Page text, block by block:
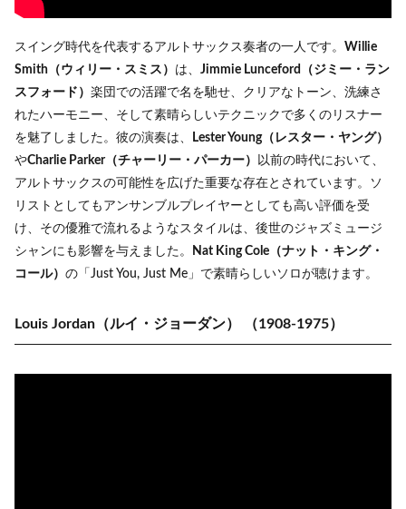
スイング時代を代表するアルトサックス奏者の一人です。 Willie
Smith（ウィリー・スミス） は、 Jimmie Lunceford（ジミー・ラン
スフォード） 楽団での活躍で名を馳せ、クリアなトーン、洗練さ
れたハーモニー、そして素晴らしいテクニックで多くのリスナー
を魅了しました。彼の演奏は、
Lester Young（レスター・ヤング）
やCharlie Parker（チャーリー・パーカー）
以前の時代において、
アルトサックスの可能性を広げた重要な存在とされています。ソ
リストとしてもアンサンブルプレイヤーとしても高い評価を受
け、その優雅で流れるようなスタイルは、後世のジャズミュージ
シャンにも影響を与えました。
Nat King Cole（ナット・キング・
コール） の「Just You, Just Me」で素晴らしいソロが聴けます。
Louis Jordan（ルイ・ジョーダン） （1908-1975）